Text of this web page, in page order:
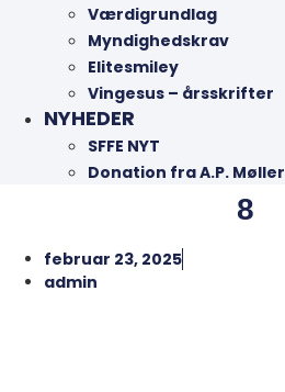
Værdigrundlag
Myndighedskrav
Elitesmiley
Vingesus – årsskrifter
NYHEDER
SFFE NYT
Donation fra A.P. Møller
8
februar 23, 2025
admin